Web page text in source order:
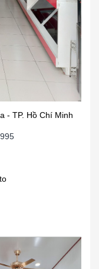
- TP. Hồ Chí Minh